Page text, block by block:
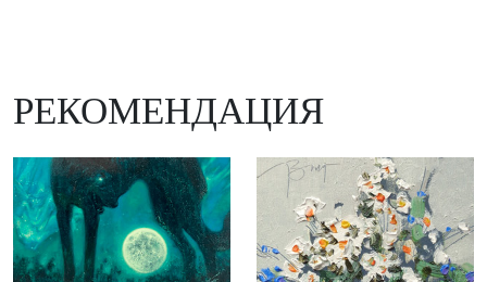
РЕКОМЕНДАЦИЯ